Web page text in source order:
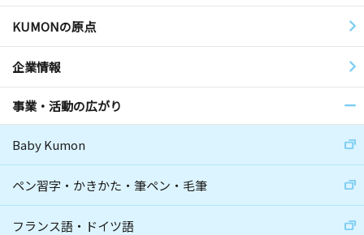
KUMONの原点
企業情報
事業・活動の広がり
Baby Kumon
ペン習字・かきかた・筆ペン・毛筆
フランス語・ドイツ語